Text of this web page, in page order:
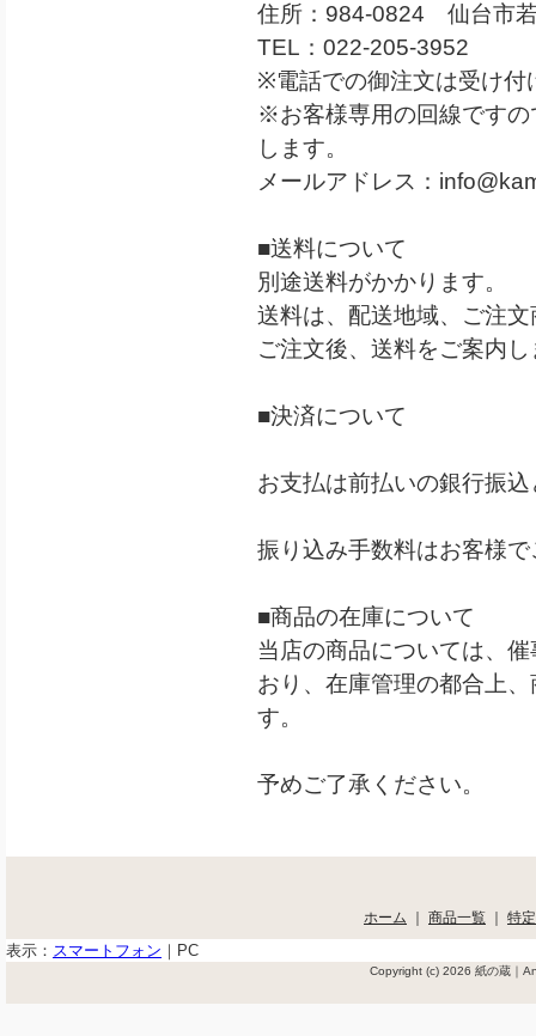
住所：984-0824 仙台市
TEL：022-205-3952
※電話での御注文は受け付
※お客様専用の回線ですの
します。
メールアドレス：
■送料について
別途送料がかかります。
送料は、配送地域、ご注
ご注文後、送料をご案内
■決済について
お支払は前払いの銀行振
振り込み手数料はお客様
■商品の在庫について
当店の商品については、
おり、在庫管理の都合上
す。
予めご了承ください。
ホーム ｜ 商品一覧 ｜ 特
表示： スマートフォン ｜ PC
Copyright (c) 2026 紙の蔵｜